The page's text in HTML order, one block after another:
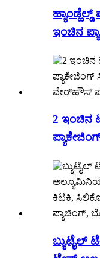
ಇಂಚಿನ
2 ಇಂಚಿನ
ಬ್ಯುಟೈಲ್